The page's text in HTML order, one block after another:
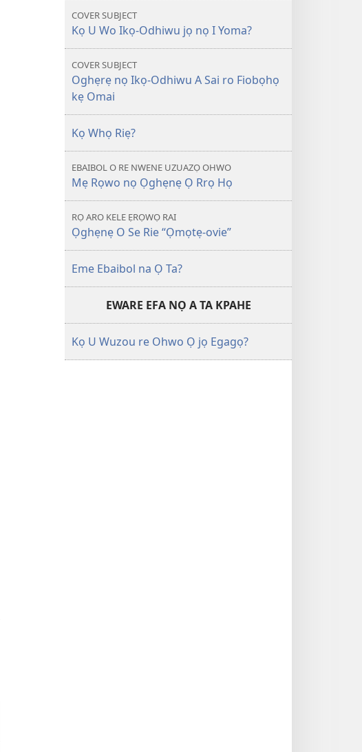
Rrọ?
Oware
Onọ
COVER SUBJECT
Kọ U Wo Ikọ-Odhiwu jọ nọ I Yoma?
COVER SUBJECT
Oghẹrẹ nọ Ikọ-Odhiwu A Sai ro Fiobọhọ
kẹ Omai
Kọ Whọ Riẹ?
EBAIBOL O RE NWENE UZUAZỌ OHWO
Mẹ Rọwo nọ Ọghẹnẹ Ọ Rrọ Họ
RỌ ARO KELE ẸRỌWỌ RAI
Ọghẹnẹ O Se Rie “Ọmọtẹ-ovie”
Eme Ebaibol na Ọ Ta?
EWARE EFA NỌ A TA KPAHE
Kọ U Wuzou re Ohwo Ọ jọ Egagọ?